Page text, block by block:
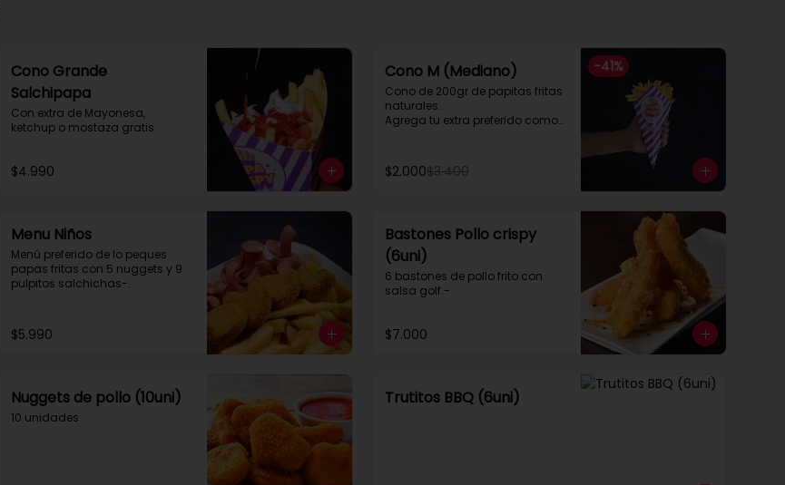
Cono Grande
Salchipapa
Con extra de Mayonesa,
ketchup o mostaza gratis
$4.990
-41%
Cono M (Mediano)
Cono de 200gr de papitas fritas
naturales.
Agrega tu extra preferido como
y mucho mas....
$2.000$3.400
Menu Niños
Menú preferido de lo peques
papas fritas con 5 nuggets y 9
pulpitos salchichas-.
$5.990
Bastones Pollo crispy
(6uni)
6 bastones de pollo frito con
salsa golf.-
$7.000
Nuggets de pollo (10uni)
10 unidades
Trutitos BBQ (6uni)